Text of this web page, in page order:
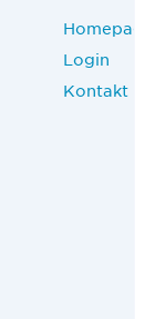
Homepage
Login
Kontakt